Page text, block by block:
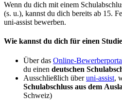
Wenn du dich mit einem
(s. u.), kannst du dich bereits ab 15.
uni-assist bewerben.
Wie kannst du dich für einen
Über das Online-
du einen deutschen
Ausschließlich überuni-assist,
Schulabschluss aus dem
Schweiz)